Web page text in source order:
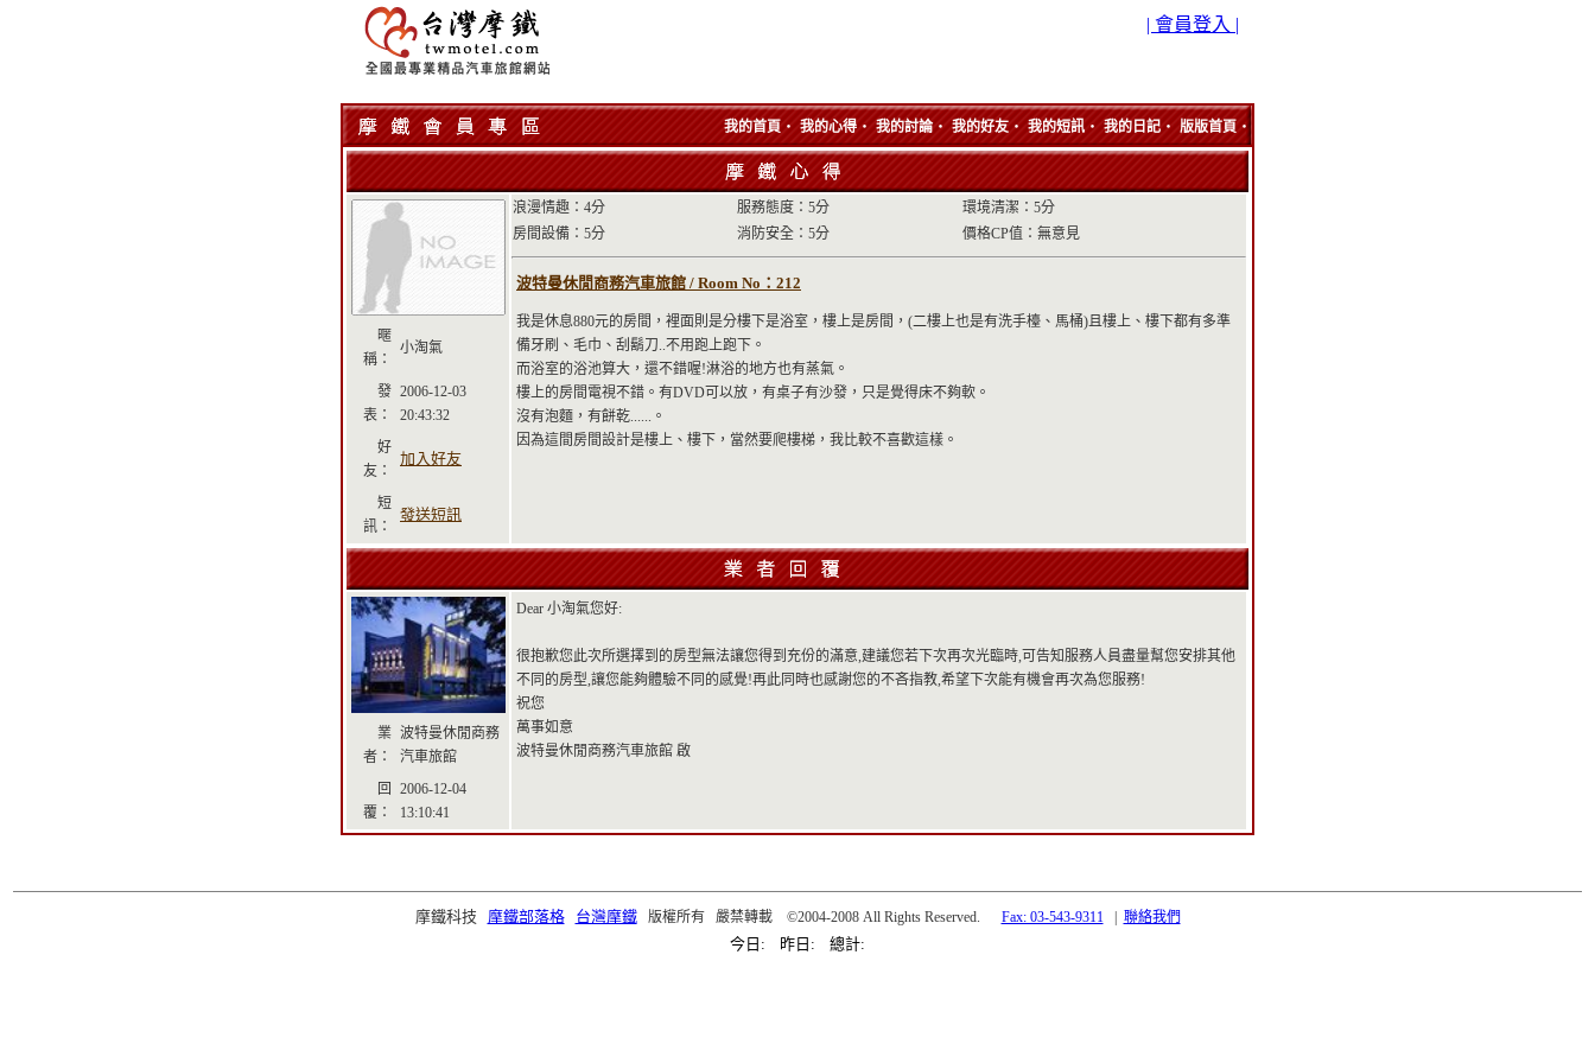
| 會員登入 |
我的首頁 ‧ 我的心得 ‧ 我的討論 ‧ 我的好友 ‧ 我的短訊‧ 我的日記 ‧ 版版首頁 ‧
暱
稱：
小淘氣
發
表：
2006-12-03
20:43:32
好
友：
加入好友
短
訊：
發送短訊
浪漫情趣：4分 服務態度：5分
環境清潔：5分
房間設備：5分
消防安全：5分 價格CP值：無意見
波特曼休閒商務汽車旅館 / Room No：212
我是休息880元的房間，裡面則是分樓下是浴室，樓上是房間，(二樓上也是有洗手檯、馬桶)且樓上、樓下都有多準
備牙刷、毛巾、刮鬍刀..不用跑上跑下。
而浴室的浴池算大，還不錯喔!淋浴的地方也有蒸氣。
樓上的房間電視不錯。有DVD可以放，有桌子有沙發，只是覺得床不夠軟。
沒有泡麵，有餅乾......。
因為這間房間設計是樓上、樓下，當然要爬樓梯，我比較不喜歡這樣。
業
者：
波特曼休閒商務
汽車旅館
回
覆：
2006-12-04
13:10:41
Dear 小淘氣您好:
很抱歉您此次所選擇到的房型無法讓您得到充份的滿意,建議您若下次再次光臨時,可告知服務人員盡量幫您安排其他
不同的房型,讓您能夠體驗不同的感覺!再此同時也感謝您的不吝指教,希望下次能有機會再次為您服務!
祝您
萬事如意
波特曼休閒商務汽車旅館 啟
摩鐵科技 摩鐵部落格 台灣摩鐵版權所有 嚴禁轉載 ©2004-2008 All Rights Reserved. Fax: 03-543-9311| 聯絡我們
今日: 昨日: 總計: